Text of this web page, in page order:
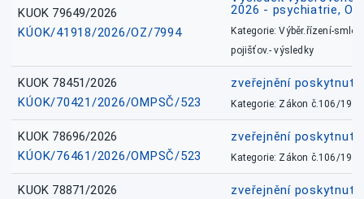
KUOK 79649/2026
KÚOK/41918/2026/OZ/7994
2026 - psychiatrie,
Kategorie: Výběr.řízení-
pojišťov.- výsledky
KUOK 78451/2026
KÚOK/70421/2026/OMPSČ/523
zveřejnění
Kategorie: Zákon č.106/1999
KUOK 78696/2026
KÚOK/76461/2026/OMPSČ/523
zveřejnění
Kategorie: Zákon č.106/1999
KUOK 78871/2026
zveřejnění